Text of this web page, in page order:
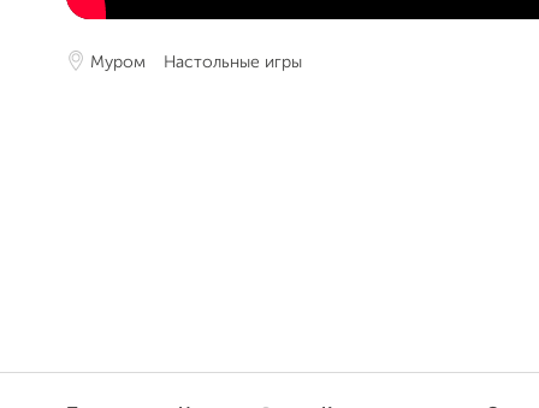
Муром Настольные игры